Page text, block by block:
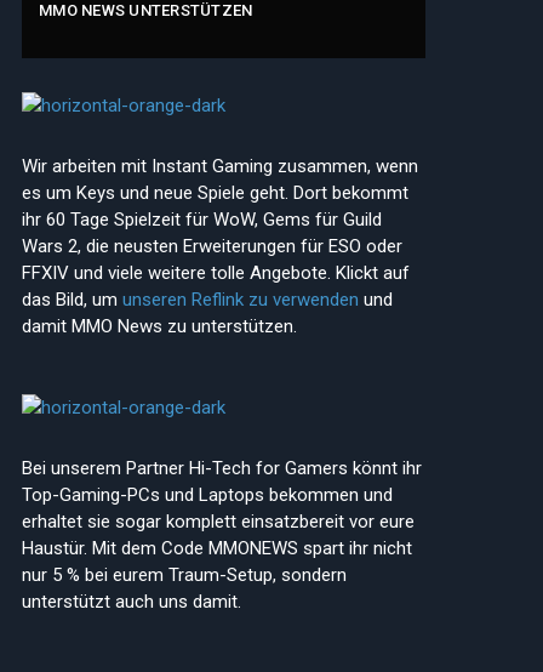
MMO NEWS UNTERSTÜTZEN
Wir arbeiten mit Instant Gaming zusammen, wenn
es um Keys und neue Spiele geht. Dort bekommt
ihr 60 Tage Spielzeit für WoW, Gems für Guild
Wars 2, die neusten Erweiterungen für ESO oder
FFXIV und viele weitere tolle Angebote. Klickt auf
das Bild, um unseren Reflink zu verwenden und
damit MMO News zu unterstützen.
Bei unserem Partner Hi-Tech for Gamers könnt ihr
Top-Gaming-PCs und Laptops bekommen und
erhaltet sie sogar komplett einsatzbereit vor eure
Haustür. Mit dem Code MMONEWS spart ihr nicht
nur 5 % bei eurem Traum-Setup, sondern
unterstützt auch uns damit.